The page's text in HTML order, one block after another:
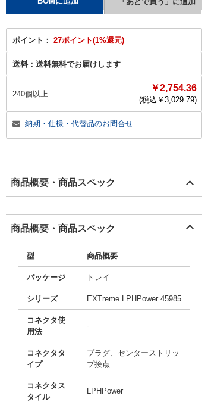
ポイント： 27ポイント(1%還元)
送料： 送料無料でお届けします
240個以上
￥2,754.36
(税込￥ 3,029.79)
納期・仕様・代替品のお問合せ
商品概要・商品スペック
商品概要・商品スペック
型 商品概要
パッケージ トレイ
シリーズ EXTreme LPHPower 45985
コネクタ使
用法
-
コネクタタ
イプ
プラグ、センターストリッ
プ接点
コネクタス
タイル
LPHPower